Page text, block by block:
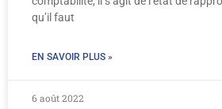
qu’il faut
EN SAVOIR PLUS »
6 août 2022